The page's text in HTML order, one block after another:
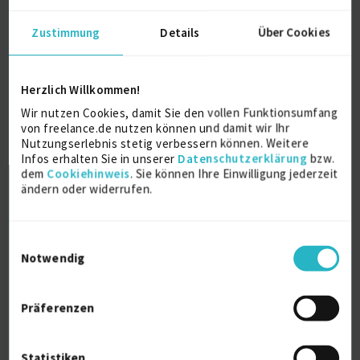
Zustimmung Details Über Cookies
Herzlich Willkommen!
Wir nutzen Cookies, damit Sie den vollen Funktionsumfang
von freelance.de nutzen können und damit wir Ihr
Nutzungserlebnis stetig verbessern können. Weitere
Infos erhalten Sie in unserer Datenschutzerklärung bzw.
dem Cookiehinweis. Sie können Ihre Einwilligung jederzeit
ändern oder widerrufen.
Notwendig
Präferenzen
IT Project- & Programmanager
Projektmanagement (IT)
7 J.
SAP Beratung (allg.)
7 J. Confluence
7 J.
Jira
7 J.
D-66119 Saarbrücken